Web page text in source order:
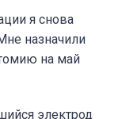
я снова
назначили
на май
электрод